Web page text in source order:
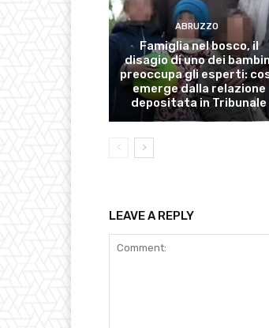
ABRUZZO
Famiglia nel bosco, il
disagio di uno dei
preoccupa gli esperti:
emerge dalla relazione
depositata in Tribunale
LEAVE A REPLY